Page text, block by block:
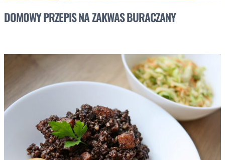
DOMOWY PRZEPIS NA ZAKWAS BURACZANY